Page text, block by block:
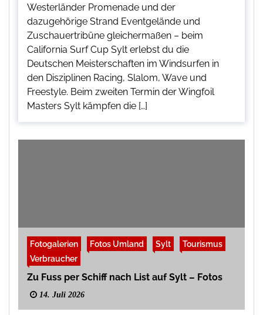
Westerländer Promenade und der
dazugehörige Strand Eventgelände und
Zuschauertribüne gleichermaßen – beim
California Surf Cup Sylt erlebst du die
Deutschen Meisterschaften im Windsurfen in
den Disziplinen Racing, Slalom, Wave und
Freestyle. Beim zweiten Termin der Wingfoil
Masters Sylt kämpfen die […]
Fotogalerien Fotos Umland Sylt
Tourismus
Verbraucher
Zu Fuss per Schiff nach List auf Sylt – Fotos
14. Juli 2026